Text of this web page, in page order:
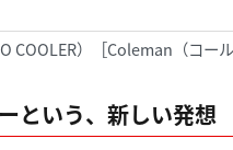
COOLER）［Coleman（コール
という、新しい発想